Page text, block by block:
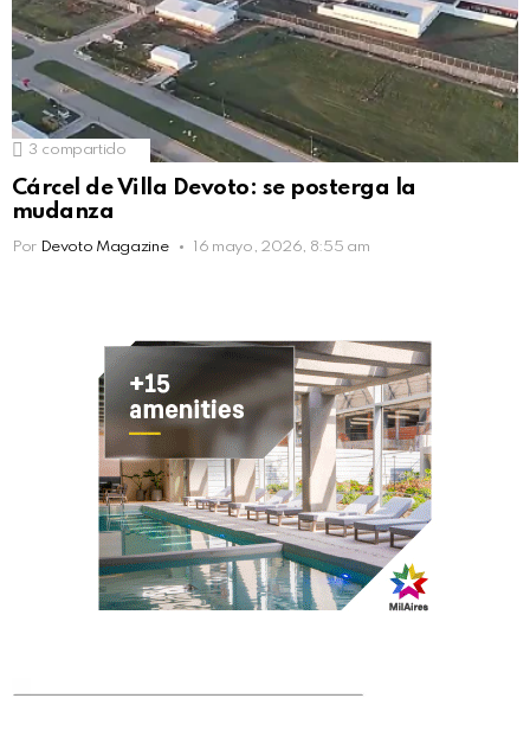
3 compartido
Cárcel de Villa Devoto: se posterga la
mudanza
Por Devoto Magazine 16 mayo, 2026, 8:55 am